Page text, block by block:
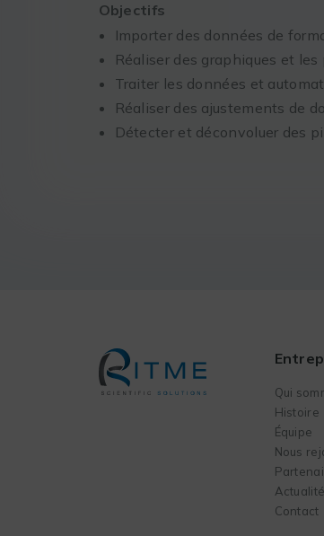
Objectifs
Importer des données de
Réaliser des graphiques et
Traiter les données et
Réaliser des ajustements de
Détecter et déconvoluer des
Qui
Histoire
Équipe
Nous
Contact